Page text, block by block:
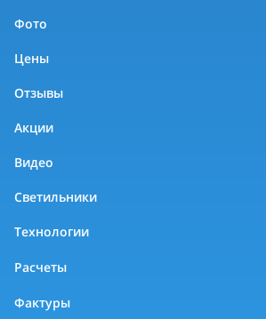
Фото
Цены
Отзывы
Акции
Видео
Светильники
Технологии
Расчеты
Фактуры